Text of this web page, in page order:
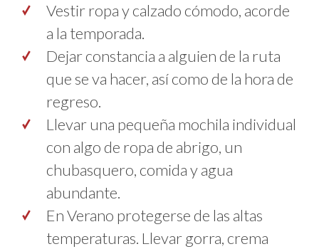
Vestir ropa y calzado cómodo, acorde
a la temporada.
Dejar constancia a alguien de la ruta
que se va hacer, así como de la hora de
regreso.
Llevar una pequeña mochila individual
con algo de ropa de abrigo, un
chubasquero, comida y agua
abundante.
En Verano protegerse de las altas
temperaturas. Llevar gorra, crema